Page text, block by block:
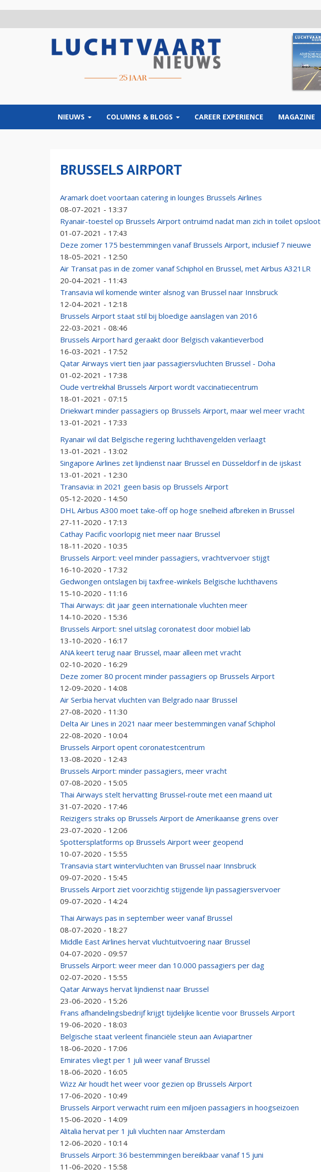
NIEUWS COLUMNS & BLOGS CAREER EXPERIENCE MAGAZINE
BRUSSELS AIRPORT
Aramark doet voortaan catering in lounges Brussels Airlines
08-07-2021 - 13:37
Ryanair-toestel op Brussels Airport ontruimd nadat man zich in toilet opsloot
01-07-2021 - 17:43
Deze zomer 175 bestemmingen vanaf Brussels Airport, inclusief 7 nieuwe
18-05-2021 - 12:50
Air Transat pas in de zomer vanaf Schiphol en Brussel, met Airbus A321LR
20-04-2021 - 11:43
Transavia wil komende winter alsnog van Brussel naar Innsbruck
12-04-2021 - 12:18
Brussels Airport staat stil bij bloedige aanslagen van 2016
22-03-2021 - 08:46
Brussels Airport hard geraakt door Belgisch vakantieverbod
16-03-2021 - 17:52
Qatar Airways viert tien jaar passagiersvluchten Brussel - Doha
01-02-2021 - 17:38
Oude vertrekhal Brussels Airport wordt vaccinatiecentrum
18-01-2021 - 07:15
Driekwart minder passagiers op Brussels Airport, maar wel meer vracht
13-01-2021 - 17:33
Ryanair wil dat Belgische regering luchthavengelden verlaagt
13-01-2021 - 13:02
Singapore Airlines zet lijndienst naar Brussel en Düsseldorf in de ijskast
13-01-2021 - 12:30
Transavia: in 2021 geen basis op Brussels Airport
05-12-2020 - 14:50
DHL Airbus A300 moet take-off op hoge snelheid afbreken in Brussel
27-11-2020 - 17:13
Cathay Pacific voorlopig niet meer naar Brussel
18-11-2020 - 10:35
Brussels Airport: veel minder passagiers, vrachtvervoer stijgt
16-10-2020 - 17:32
Gedwongen ontslagen bij taxfree-winkels Belgische luchthavens
15-10-2020 - 11:16
Thai Airways: dit jaar geen internationale vluchten meer
14-10-2020 - 15:36
Brussels Airport: snel uitslag coronatest door mobiel lab
13-10-2020 - 16:17
ANA keert terug naar Brussel, maar alleen met vracht
02-10-2020 - 16:29
Deze zomer 80 procent minder passagiers op Brussels Airport
12-09-2020 - 14:08
Air Serbia hervat vluchten van Belgrado naar Brussel
27-08-2020 - 11:30
Delta Air Lines in 2021 naar meer bestemmingen vanaf Schiphol
22-08-2020 - 10:04
Brussels Airport opent coronatestcentrum
13-08-2020 - 12:43
Brussels Airport: minder passagiers, meer vracht
07-08-2020 - 15:05
Thai Airways stelt hervatting Brussel-route met een maand uit
31-07-2020 - 17:46
Reizigers straks op Brussels Airport de Amerikaanse grens over
23-07-2020 - 12:06
Spottersplatforms op Brussels Airport weer geopend
10-07-2020 - 15:55
Transavia start wintervluchten van Brussel naar Innsbruck
09-07-2020 - 15:45
Brussels Airport ziet voorzichtig stijgende lijn passagiersvervoer
09-07-2020 - 14:24
Thai Airways pas in september weer vanaf Brussel
08-07-2020 - 18:27
Middle East Airlines hervat vluchtuitvoering naar Brussel
04-07-2020 - 09:57
Brussels Airport: weer meer dan 10.000 passagiers per dag
02-07-2020 - 15:55
Qatar Airways hervat lijndienst naar Brussel
23-06-2020 - 15:26
Frans afhandelingsbedrijf krijgt tijdelijke licentie voor Brussels Airport
19-06-2020 - 18:03
Belgische staat verleent financiële steun aan Aviapartner
18-06-2020 - 17:06
Emirates vliegt per 1 juli weer vanaf Brussel
18-06-2020 - 16:05
Wizz Air houdt het weer voor gezien op Brussels Airport
17-06-2020 - 10:49
Brussels Airport verwacht ruim een miljoen passagiers in hoogseizoen
15-06-2020 - 14:09
Alitalia hervat per 1 juli vluchten naar Amsterdam
12-06-2020 - 10:14
Brussels Airport: 36 bestemmingen bereikbaar vanaf 15 juni
11-06-2020 - 15:58